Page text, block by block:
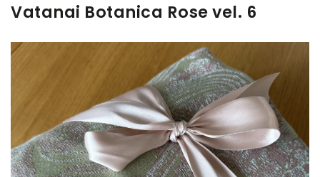
Vatanai Botanica Rose vel. 6